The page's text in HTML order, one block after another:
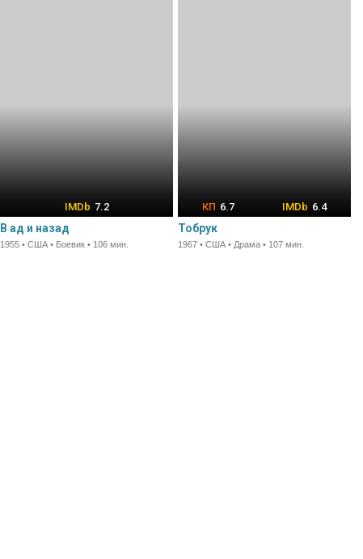
7.2
В ад и назад
1955 • США • Боевик • 106 мин.
6.7 6.4
Тобрук
1967 • США • Драма • 107 мин.